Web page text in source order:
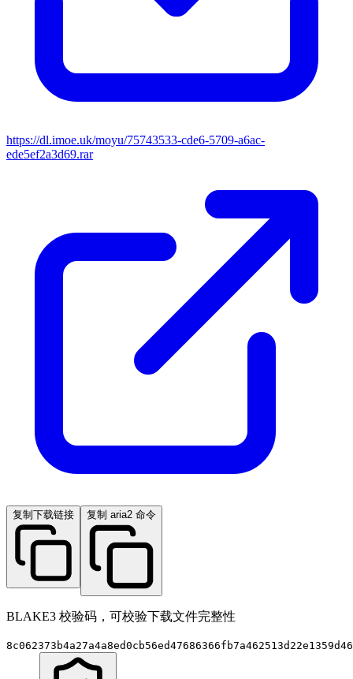
https://dl.imoe.uk/moyu/75743533-cde6-5709-a6ac-
ede5ef2a3d69.rar
复制下载链接 复制 aria2 命令
BLAKE3 校验码，可校验下载文件完整性